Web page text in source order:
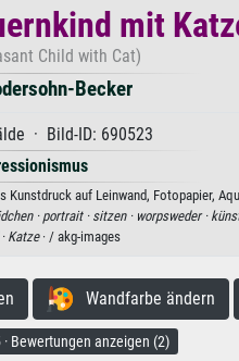
mit
Child with Cat)
Becker
· Bild-ID: 690523
auf Leinwand, Fotopapier,
·portrait · sitzen · worpsweder ·
Katze· / akg-images
Wandfarbe ändern
· Bewertungen anzeigen (2)